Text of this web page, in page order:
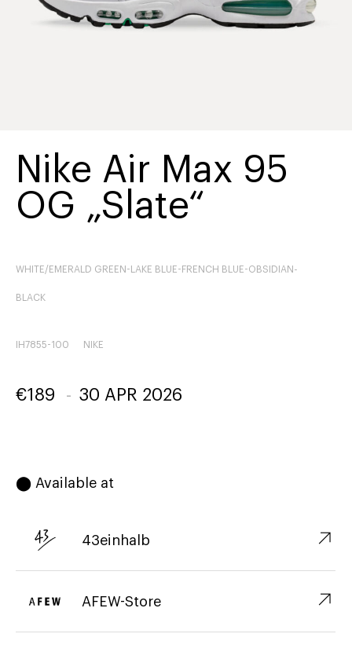
Nike Air Max 95
OG „Slate“
WHITE/EMERALD GREEN-LAKE BLUE-FRENCH BLUE-OBSIDIAN-
BLACK
IH7855-100 NIKE
€189 - 30 APR 2026
⬤ Available at
43einhalb ↗︎
AFEW-Store ↗︎